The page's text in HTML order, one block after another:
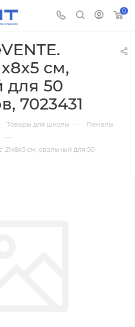
0
см,
для 50
7023431
Товары для школы — Пеналы
—
21x8x5 см, овальный для 50